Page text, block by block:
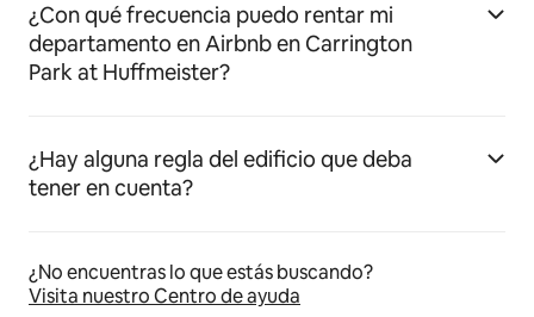
¿Con qué frecuencia puedo rentar mi
departamento en Airbnb en Carrington
Park at Huffmeister?
¿Hay alguna regla del edificio que deba
tener en cuenta?
¿No encuentras lo que estás buscando?
Visita nuestro Centro de ayuda